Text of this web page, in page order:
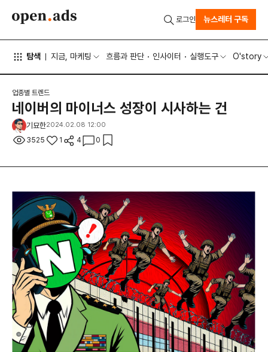
탐색 지금, 마케팅 흐름과 판단 인사이터 실행도구 O'story
로그인 뉴스레터 구독
업종별 트렌드
네이버의 마이너스 성장이 시사하는 건
기묘한2024.02.08 12:00
3525 1 4 0